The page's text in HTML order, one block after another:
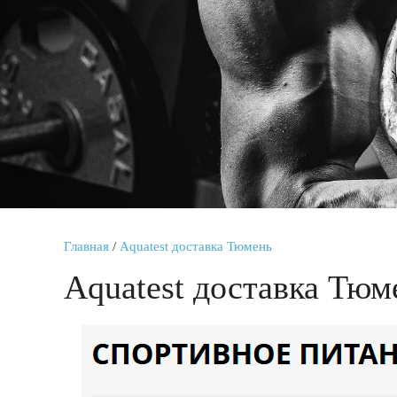
Главная / Aquatest доставка Тюмень
Aquatest доставка